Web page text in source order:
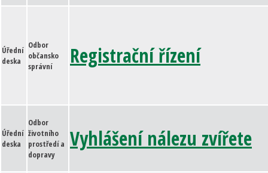
Úřední
deska
Odbor
občansko
správní
Registrační řízení
Úřední
deska
Odbor
životního
prostředí a
dopravy
Vyhlášení nálezu zvířete